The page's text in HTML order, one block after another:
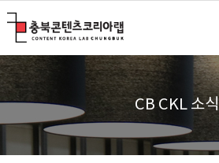
CB CKL 소식